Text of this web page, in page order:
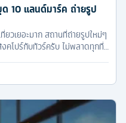
10 แลนด์มาร์ค ถ่ายรูป
ยวเยอะมาก สถานที่ถ่ายรูปใหม่ๆ
คโปร์กับทัวร์ครับ ไม่พลาดทุกที่